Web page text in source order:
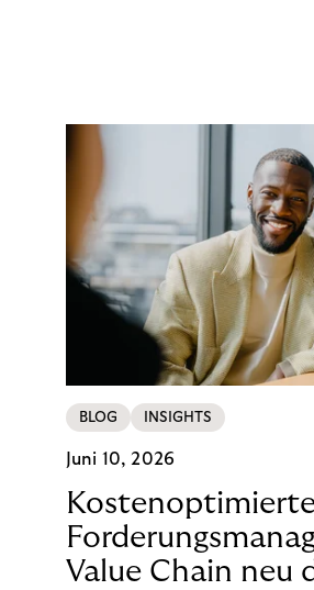
BLOG INSIGHTS
Juni 10, 2026
Value Chain neu